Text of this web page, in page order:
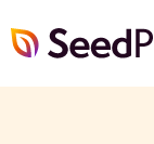
SeedProd